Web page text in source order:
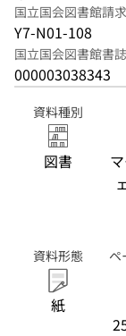
国立国会図書館請
Y7-N01-108
国立国会図書館書
000003038343
資料種別
図書
資料形態
紙
ペ